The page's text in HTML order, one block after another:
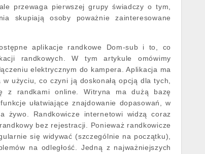
przewaga pierwszej grupy świadczy o tym,
skupiają osoby poważnie zainteresowane
aplikacje randkowe Dom-sub i to, co
randkowych. W tym artykule omówimy
elektrycznym do kampera. Aplikacja ma
użyciu, co czyni ją doskonałą opcją dla tych,
z randkami online. Witryna ma dużą bazę
ułatwiające znajdowanie dopasowań, w
żywo. Randkowicze internetowi widzą coraz
bez rejestracji. Ponieważ randkowicze
się widywać (szczególnie na początku),
na odległość. Jedną z najważniejszych